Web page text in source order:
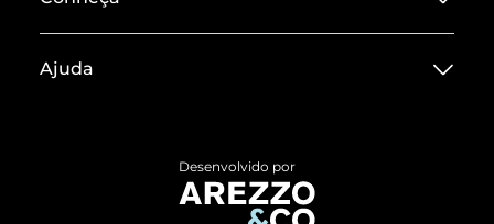
Termos de Uso
ZZ MALL é confiável
Ajuda
Devolução do Produto
Desenvolvido por